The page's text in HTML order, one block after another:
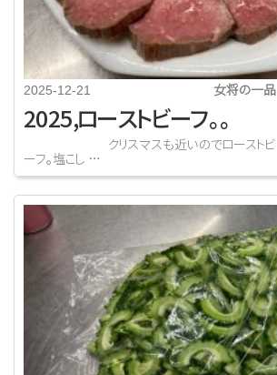
女将の一品
2025-12-21
2025,ローストビーフ。。
クリスマスも近いのでローストビ
ーフ。塩こし …